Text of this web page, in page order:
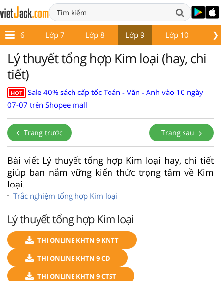
❯
Lớp 6 Lớp 7 Lớp 8 Lớp 9 Lớp 10
Lý thuyết tổng hợp Kim loại (hay, chi
tiết)
HOT
Sale 40% sách cấp tốc Toán - Văn - Anh vào 10 ngày
07-07 trên Shopee mall
Trang trước Trang sau
Bài viết Lý thuyết tổng hợp Kim loại hay, chi tiết
giúp bạn nắm vững kiến thức trọng tâm về Kim
loại.
Trắc nghiệm tổng hợp Kim loại
Lý thuyết tổng hợp Kim loại
THI ONLINE KHTN 9 KNTT
THI ONLINE KHTN 9 CD
THI ONLINE KHTN 9 CTST